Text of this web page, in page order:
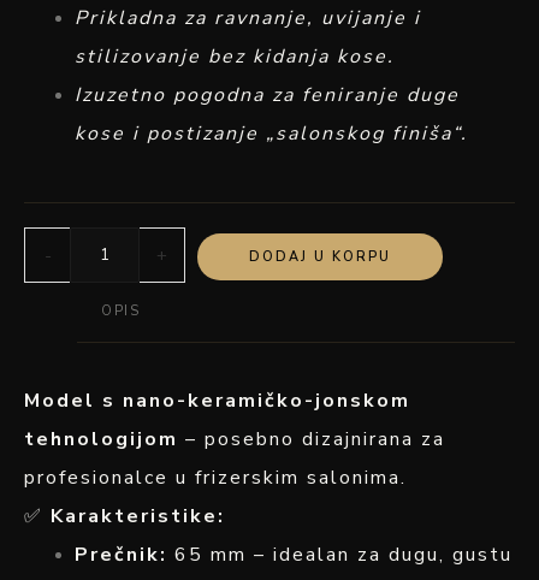
Prikladna za ravnanje, uvijanje i
stilizovanje bez kidanja kose.
Izuzetno pogodna za feniranje duge
kose i postizanje „salonskog finiša“.
- + DODAJ U KORPU
OPIS
Model s nano-keramičko-jonskom
tehnologijom – posebno dizajnirana za
profesionalce u frizerskim salonima.
✅ Karakteristike:
Prečnik: 65 mm – idealan za dugu, gustu